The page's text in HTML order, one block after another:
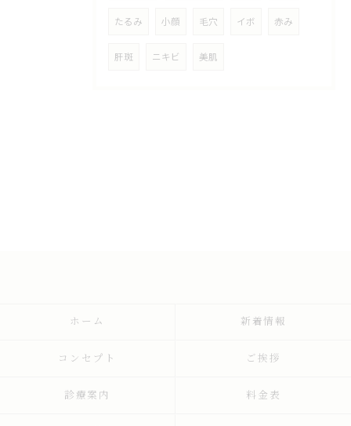
たるみ 小顔 毛穴 イボ 赤み
肝斑 ニキビ 美肌
ホーム 新着情報
コンセプト ご挨拶
診療案内 料金表